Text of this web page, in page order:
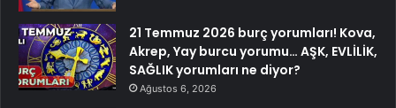
21 Temmuz 2026 burç yorumları! Kova,
Akrep, Yay burcu yorumu… AŞK, EVLİLİK,
SAĞLIK yorumları ne diyor?
Ağustos 6, 2026